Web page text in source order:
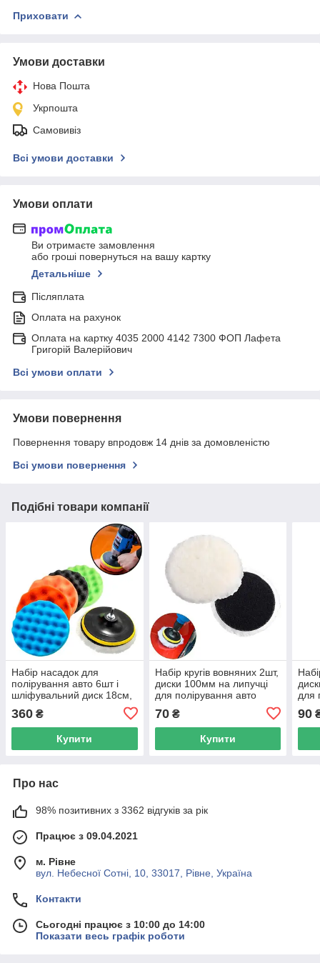
Приховати
Умови доставки
Нова Пошта
Укрпошта
Самовивіз
Всі умови доставки
Умови оплати
Ви отримаєте замовлення
або гроші повернуться на вашу картку
Детальніше
Післяплата
Оплата на рахунок
Оплата на картку 4035 2000 4142 7300 ФОП Лафета
Григорій Валерійович
Всі умови оплати
Умови повернення
Повернення товару впродовж 14 днів за домовленістю
Всі умови повернення
Подібні товари компанії
Набір насадок для
полірування авто 6шт і
шліфувальний диск 18см,
360 ₴
Купити
Набір кругів вовняних 2шт,
диски 100мм на липучці
для полірування авто
70₴
Купити
для
90
Про нас
98% позитивних з 3362 відгуків за рік
Працює з 09.04.2021
м. Рівне
вул. Небесної Сотні, 10, 33017, Рівне, Україна
Контакти
Сьогодні працює з 10:00 до 14:00
Показати весь графік роботи